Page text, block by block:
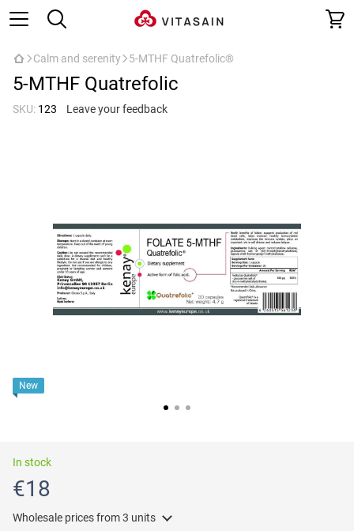
Calm and serenity 5-MTHF Quatrefolic®
5-MTHF Quatrefolic
SKU: 123 Leave your feedback
New
In stock
€18
Wholesale pricesfrom 3 units